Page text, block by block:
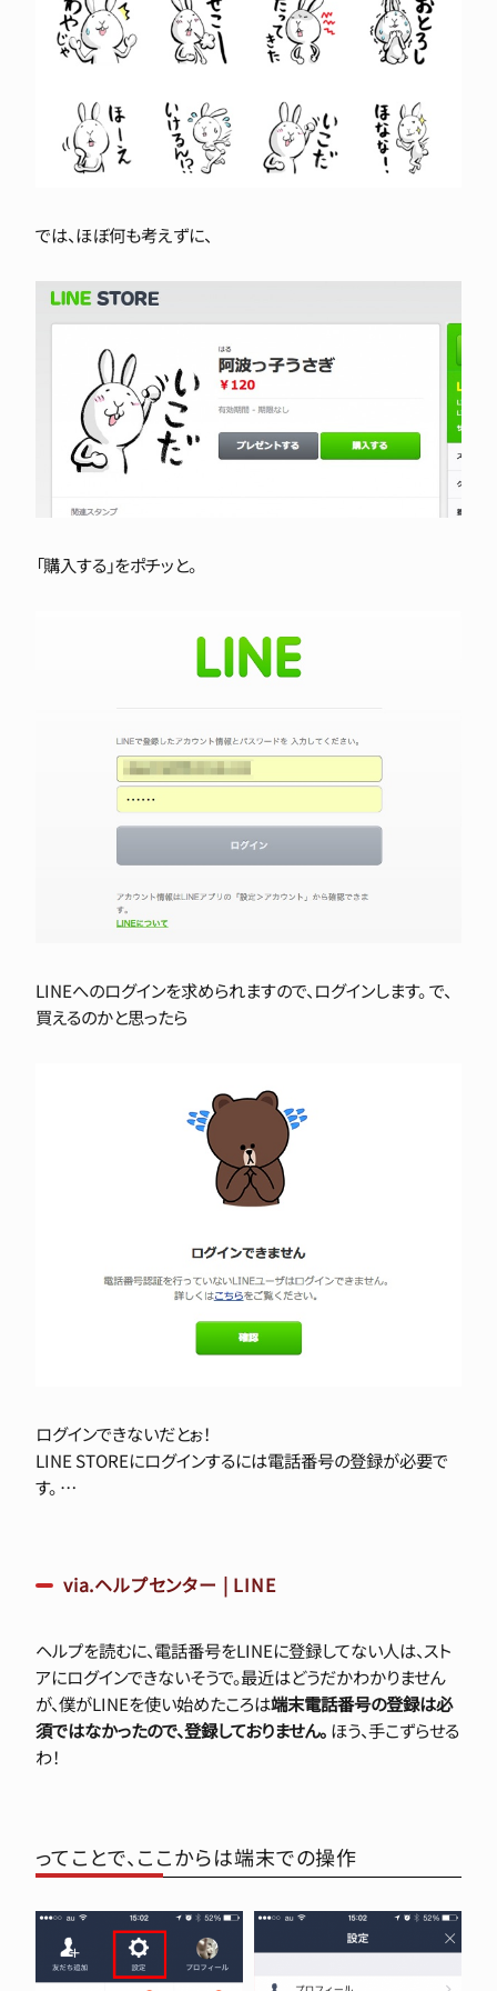
では、ほぼ何も考えずに、
「購入する」をポチッと。
LINEへのログインを求められますので、ログインします。 で、
買えるのかと思ったら
ログインできないだとぉ！
LINE STOREにログインするには電話番号の登録が必要で
す。 …
via.ヘルプセンター | LINE
ヘルプを読むに、電話番号をLINEに登録してない人は、スト
アにログインできないそうで。最近はどうだかわかりません
が、僕がLINEを使い始めたころは端末電話番号の登録は必
須ではなかったので、登録しておりません。 ほう、手こずらせる
わ！
ってことで、ここからは端末での操作